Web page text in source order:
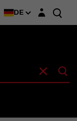
DE Login-Maske